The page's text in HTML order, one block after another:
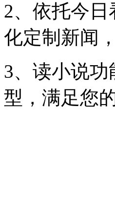
2、依托今
化定制新闻
3、读小说
型，满足您